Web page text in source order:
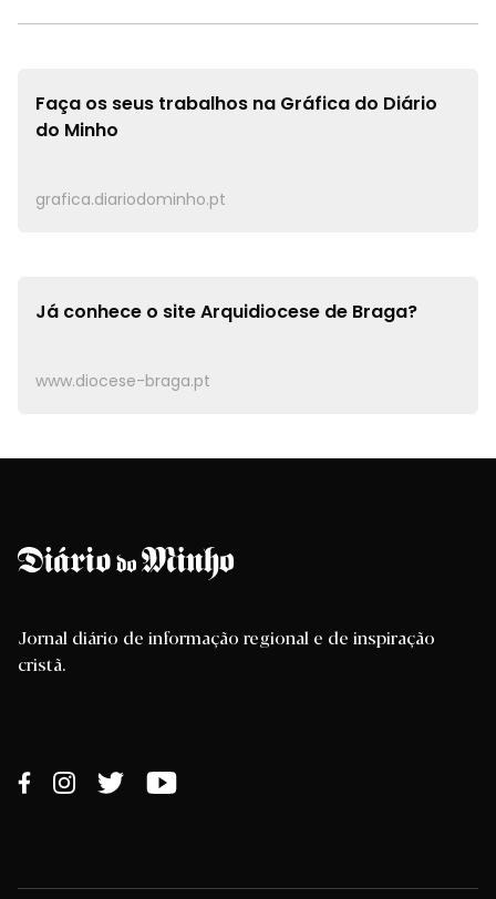
Faça os seus trabalhos na Gráfica do Diário
do Minho
grafica.diariodominho.pt
Já conhece o siteArquidiocese de Braga?
www.diocese-braga.pt
Jornal diário de informação regional e de inspiração
cristã.